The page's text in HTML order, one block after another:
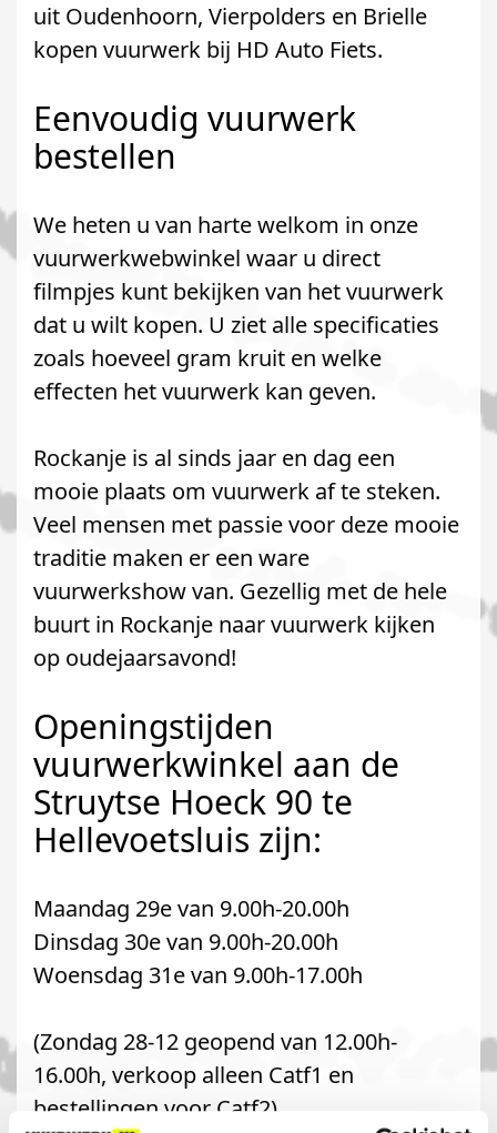
uit Oudenhoorn, Vierpolders en Brielle
kopen vuurwerk bij HD Auto Fiets.
Eenvoudig vuurwerk
bestellen
We heten u van harte welkom in onze
vuurwerkwebwinkel waar u direct
filmpjes kunt bekijken van het vuurwerk
dat u wilt kopen. U ziet alle specificaties
zoals hoeveel gram kruit en welke
effecten het vuurwerk kan geven.
Rockanje is al sinds jaar en dag een
mooie plaats om vuurwerk af te steken.
Veel mensen met passie voor deze mooie
traditie maken er een ware
vuurwerkshow van. Gezellig met de hele
buurt in Rockanje naar vuurwerk kijken
op oudejaarsavond!
Openingstijden
vuurwerkwinkel aan de
Struytse Hoeck 90 te
Hellevoetsluis zijn:
Maandag 29e van 9.00h-20.00h
Dinsdag 30e van 9.00h-20.00h
Woensdag 31e van 9.00h-17.00h
(Zondag 28-12 geopend van 12.00h-
16.00h, verkoop alleen Catf1 en
bestellingen voor Catf2)